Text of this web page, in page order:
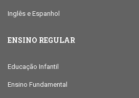
Inglês e Espanhol
ENSINO REGULAR
Educação Infantil
Ensino Fundamental